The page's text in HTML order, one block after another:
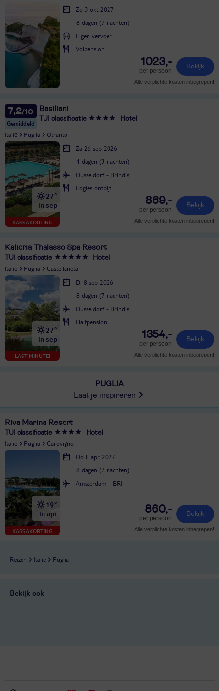
Zo 3 okt 2027
8 dagen (7 nachten)
Eigen vervoer
Volpension
1023,-
per persoon
Bekijk
Alle verplichte kosten inbegrepen!
7,2
Gemiddeld
Basiliani
TUI classificatie Hotel
Italië Puglia Otranto
KASSAKORTING
27°
in sep
Za 26 sep 2026
4 dagen (3 nachten)
Dusseldorf - Brindisi
Logies ontbijt
869,-
per persoon
Bekijk
Alle verplichte kosten inbegrepen!
Kalidria Thalasso Spa Resort
TUI classificatie Hotel
Italië Puglia Castellaneta
LAST MINUTE!
27°
in sep
Di 8 sep 2026
8 dagen (7 nachten)
Dusseldorf - Brindisi
Halfpension
1354,-
per persoon
Bekijk
Alle verplichte kosten inbegrepen!
PUGLIA
Laat je inspireren
Riva Marina Resort
TUI classificatie Hotel
Italië Puglia Carovigno
KASSAKORTING
19°
in apr
Do 8 apr 2027
8 dagen (7 nachten)
Amsterdam - BRI
860,-
per persoon
Bekijk
Alle verplichte kosten inbegrepen!
Reizen Italië Puglia
Bekijk ook